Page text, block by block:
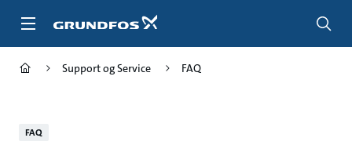
Support og Service FAQ
FAQ